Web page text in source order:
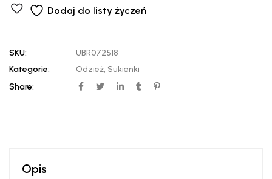
Dodaj do listy życzeń
SKU:
UBR072518
Kategorie:
Odzież, Sukienki
Share:
Opis